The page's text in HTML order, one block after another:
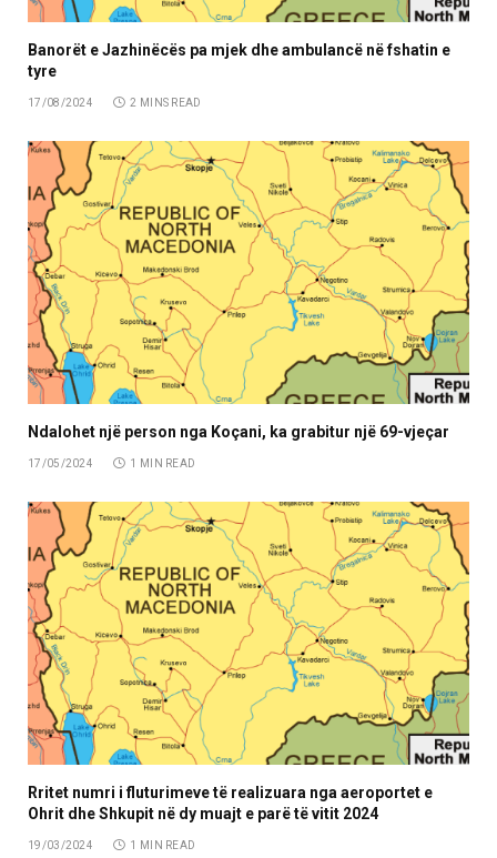
Banorët e Jazhinëcës pa mjek dhe ambulancë në fshatin e
tyre
17/08/2024 2 MINS READ
Ndalohet një person nga Koçani, ka grabitur një 69-vjeçar
17/05/2024 1 MIN READ
Rritet numri i fluturimeve të realizuara nga aeroportet e
Ohrit dhe Shkupit në dy muajt e parë të vitit 2024
19/03/2024 1 MIN READ